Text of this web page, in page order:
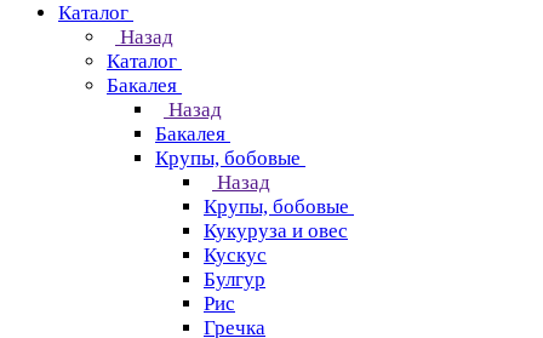
Каталог
Назад
Каталог
Бакалея
Назад
Бакалея
Крупы, бобовые
Назад
Крупы, бобовые
Кукуруза и овес
Кускус
Булгур
Рис
Гречка